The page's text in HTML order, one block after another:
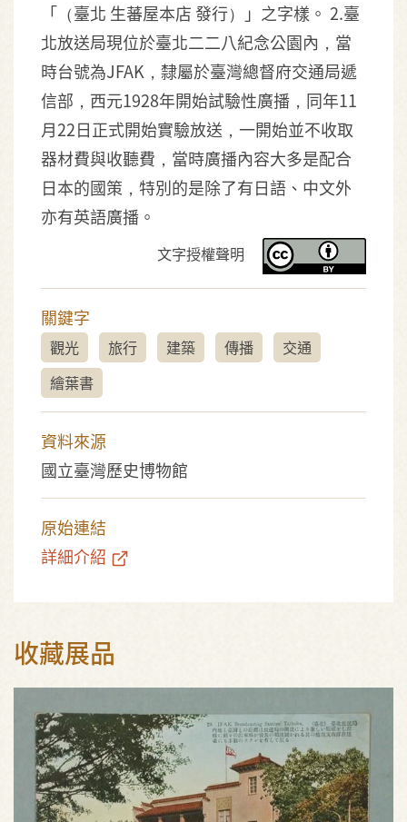
「（臺北 生蕃屋本店 發行）」之字樣。 2.臺
北放送局現位於臺北二二八紀念公園內，當
時台號為JFAK，隸屬於臺灣總督府交通局遞
信部，西元1928年開始試驗性廣播，同年11
月22日正式開始實驗放送，一開始並不收取
器材費與收聽費，當時廣播內容大多是配合
日本的國策，特別的是除了有日語、中文外
亦有英語廣播。
文字授權聲明
關鍵字
觀光 旅行 建築 傳播
交通
繪葉書
資料來源
國立臺灣歷史博物館
原始連結
詳細介紹
收藏展品